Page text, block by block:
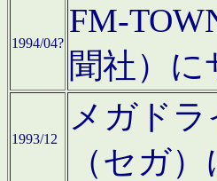
1994/04?
FM-
聞社）
1993/12
メガド
（セガ